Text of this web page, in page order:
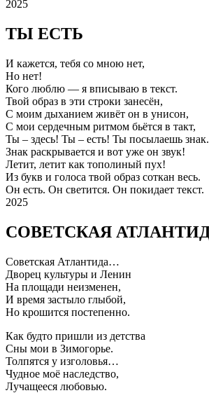
2025
ТЫ ЕСТЬ
И кажется, тебя со мною нет,
Но нет!
Кого люблю — я вписываю в текст.
Твой образ в эти строки занесён,
С моим дыханием живёт он в унисон,
С мои сердечным ритмом бьётся в такт,
Ты – здесь! Ты – есть! Ты посылаешь знак.
Знак раскрывается и вот уже он звук!
Летит, летит как тополиный пух!
Из букв и голоса твой образ соткан весь.
Он есть. Он светится. Он покидает текст.
2025
СОВЕТСКАЯ
Советская Атлантида…
Дворец культуры и Ленин
На площади неизменен,
И время застыло глыбой,
Но крошится постепенно.
Как будто пришли из детства
Сны мои в Зимогорье.
Толпятся у изголовья…
Чудное моё наследство,
Лучащееся любовью.